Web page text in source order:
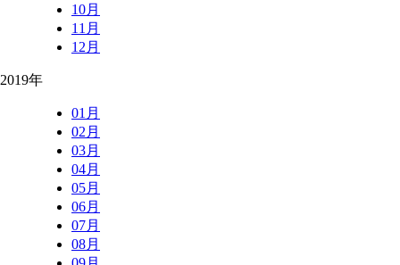
10月
11月
12月
2019年
01月
02月
03月
04月
05月
06月
07月
08月